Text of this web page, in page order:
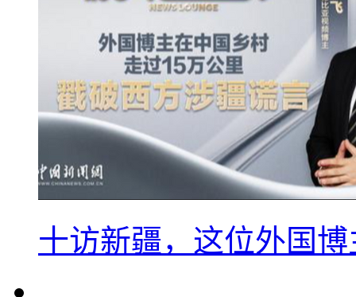
十访新疆，这位外国